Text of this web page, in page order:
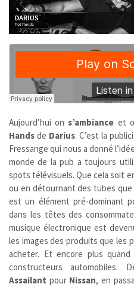
Aujourd’hui ons’ambiance et
Hands de Darius. C’est la
Fressange qui nous a donné
monde de la pub a toujours
spots télévisuels. Que cela soit
ou en détournant des tubes
est un élément pré-dominant
dans les têtes des
musique électronique est
les images des produits que les
acheter. Et encore plus
constructeurs automobiles.
Assailant pour Nissan, en